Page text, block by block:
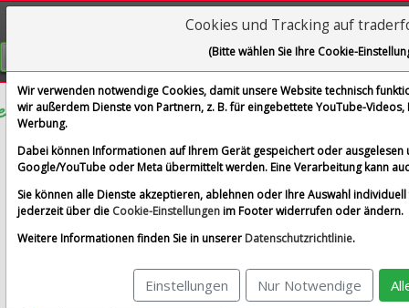
W.P. Carey Inc.
im Vergleich mit Airbus SE, Allianz SE, Bayerische
Aktualisieren
W.P. Carey Inc. (Echtzeit Euro)
Cookies und Tracking auf
(Bitte wählen Sie Ihre Cookie-
Wir verwenden notwendige Cookies, damit unsere Website technisch
wir außerdem Dienste von Partnern, z. B. für eingebettete YouTube-
Werbung.
Dabei können Informationen auf Ihrem Gerät gespeichert oder
Google/YouTube oder Meta übermittelt werden. Eine Verarbeitung kann
Sie können alle Dienste akzeptieren, ablehnen oder Ihre Auswahl
jederzeit über die Cookie-Einstellungenim Footer widerrufen oder ändern.
Weitere Informationen finden Sie in unserer Datenschutzrichtlinie.
Einstellungen Nur Notwendige